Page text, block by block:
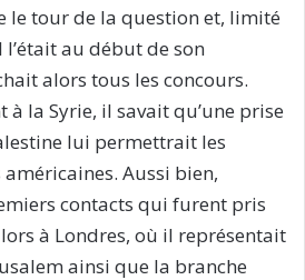
le tour de la question et, limité
au début de son
alors tous les concours.
à la Syrie, il savait qu’une prise
lui permettrait les
Aussi bien,
contacts qui furent pris
à Londres, où il représentait
ainsi que la branche